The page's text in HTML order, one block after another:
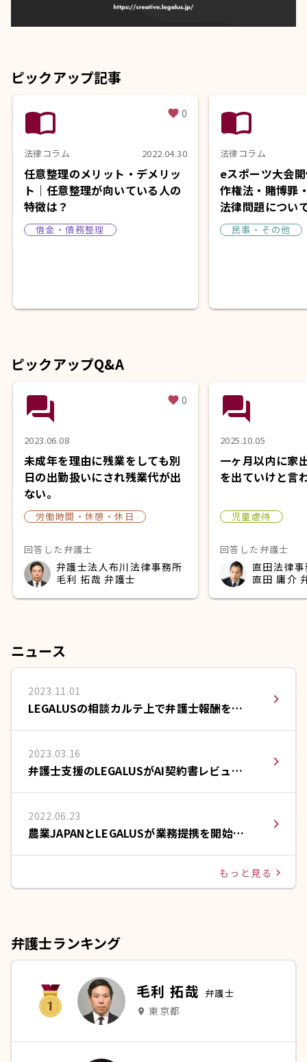
ピックアップ記事
import_contacts favorite 0
法律コラム 2022.04.30
任意整理のメリット・デメリッ
ト｜任意整理が向いている人の
特徴は？
借金・債務整理
import_contacts
法律コラム
eスポーツ大会
作権法・賭博罪
法律問題につい
民事・その他
ピックアップQ&A
question_answer favorite 0
2023.06.08
未成年を理由に残業をしても別
日の出勤扱いにされ残業代が出
ない。
労働時間・休憩・休日
回答した弁護士
弁護士法人布川法律事務所
毛利 拓哉 弁護士
question_answer
2025.10.05
一ヶ月以内に家
を出ていけと言
児童虐待
回答した弁護士
直田法律
直田 庸介
ニュース
2023.11.01
LEGALUSの相談カルテ上で弁護士報酬をカ
ードで支払える決済サービスを提供開始
navigate_next
2023.03.16
弁護士支援のLEGALUSがAI契約書レビュー
のLeCHECK(リチェック)と提携
navigate_next
2022.06.23
農業JAPANとLEGALUSが業務提携を開始い
たしました。
navigate_next
もっと見る navigate_next
弁護士ランキング
毛利 拓哉 弁護士
place 東京都